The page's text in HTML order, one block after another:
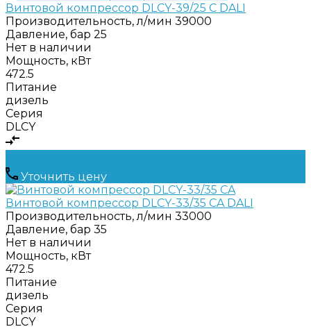
Винтовой компрессор DLCY-39/25 C DALI
Производительность, л/мин 39000
Давление, бар 25
Нет в наличии
Мощность, кВт
472.5
Питание
дизель
Серия
DLCY
Уточнить цену
Винтовой компрессор DLCY-33/35 CA DALI
Производительность, л/мин 33000
Давление, бар 35
Нет в наличии
Мощность, кВт
472.5
Питание
дизель
Серия
DLCY